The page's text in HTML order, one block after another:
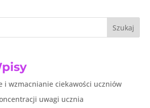
Szukaj
i wzmacnianie ciekawości uczniów
uwagi ucznia